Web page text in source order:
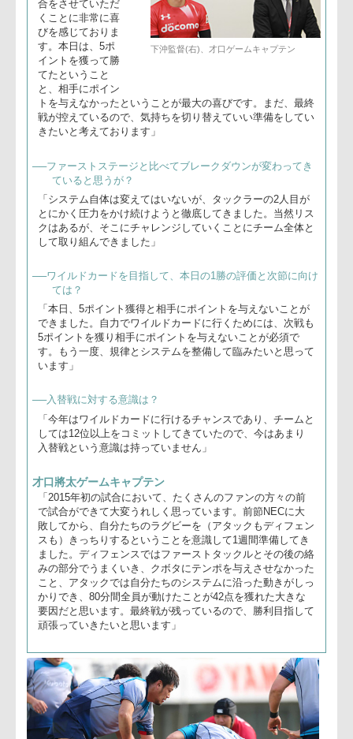
NTTドコモレッドハリケーンズ
下沖監督(右)、才口ゲームキャプテン
下沖正博監督
「まずは、ホーム
のファンの方々の
前でこういった試
合をさせていただ
くことに非常に喜
びを感じておりま
す。本日は、5ポ
イントを獲って勝
と、相手にポイン
トを与えなかったということが最大の喜びです。まだ、最終
戦が控えているので、気持ちを切り替えていい準備をしてい
きたいと考えております」
──ファーストステージと比べてブレークダウンが変わってき
ていると思うが？
「システム自体は変えてはいないが、タックラーの2人目が
とにかく圧力をかけ続けようと徹底してきました。当然リス
クはあるが、そこにチャレンジしていくことにチーム全体と
して取り組んできました」
──ワイルドカードを目指して、本日の1勝の評価と次節に向け
ては？
できました。自力でワイルドカードに行くためには、次戦も
5ポイントを獲り相手にポイントを与えないことが必須で
す。もう一度、規律とシステムを整備して臨みたいと思って
います」